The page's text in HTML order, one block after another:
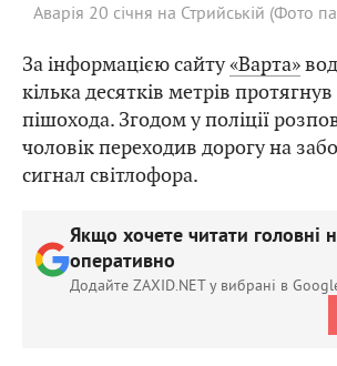
Аварія 20 січня на Стрийській (Фото
За інформацією сайту«Варта»
кілька десятків метрів
пішохода. Згодом у поліції
чоловік переходив дорогу на
сигнал світлофора.
Якщо хочете читати головні
оперативно
Додайте ZAXID.NET у вибрані в